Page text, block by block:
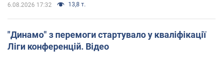
6.08.2026 17:32 13,8 т.
"Динамо" з перемоги стартувало у кваліфікації
Ліги конференцій. Відео